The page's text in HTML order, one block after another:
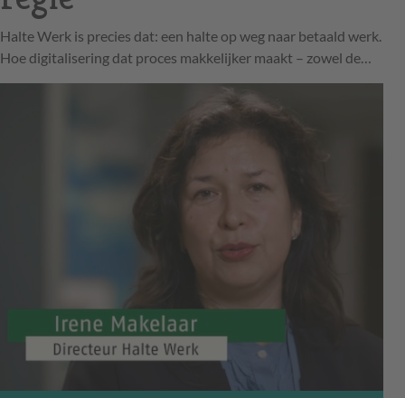
Halte Werk is precies dat: een halte op weg naar betaald werk.
Hoe digitalisering dat proces makkelijker maakt – zowel de…